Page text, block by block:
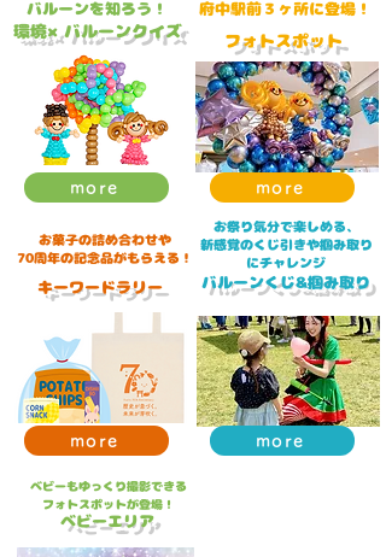
​環境×バルーンクイズ
​バルーンを知ろう！​
​フォトスポット
​府中駅前３ヶ所に登場！
more more
​キーワードラリー
お菓子の詰め合わせや
​70周年の記念品がもらえる！
more
​バルーンくじ&掴み取り
お祭り気分で楽しめる、
新感覚のくじ引きや掴み取り
にチャレンジ
more
​ベビーエリア
ベビーもゆっくり撮影できる
​フォトスポットが登場！